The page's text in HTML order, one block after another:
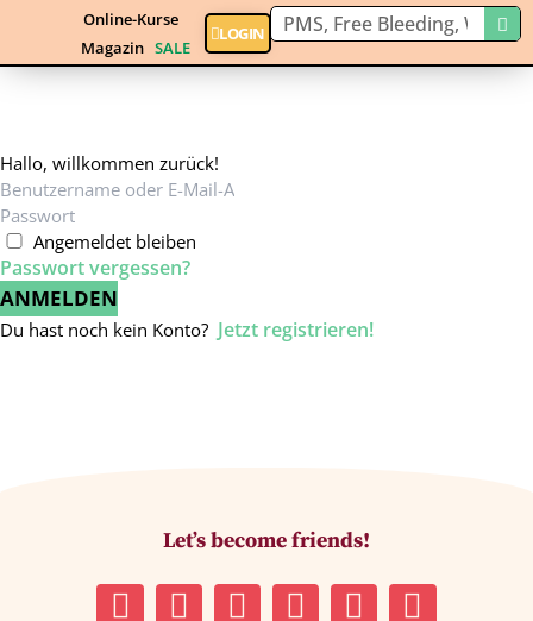
Online-Kurse
Magazin SALE
LOGIN
Hallo, willkommen zurück!
Angemeldet bleiben
Passwort vergessen?
ANMELDEN
Du hast noch kein Konto? Jetzt registrieren!
Let’s become friends!